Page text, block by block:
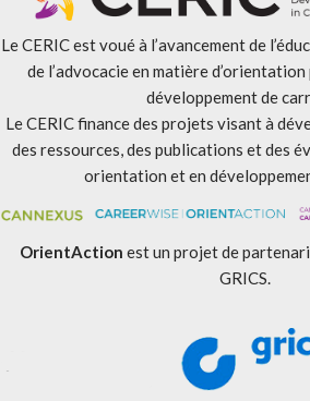
Le CERIC est voué à l’avancement de
de l’advocacie en matière
développement de
Le CERIC finance des projets visant à
des ressources, des publications et des
orientation et en
OrientAction est un projet de
GRICS.